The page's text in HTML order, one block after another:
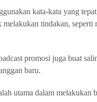
kata-kata yang
melakukan tindakan,
promosi juga buat
baru.
utama dalam melakukan